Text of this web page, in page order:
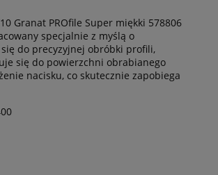
Granat PROfile Super miękki 578806
specjalnie z myślą o
do precyzyjnej obróbki profili,
się do powierzchni obrabianego
nacisku, co skutecznie zapobiega